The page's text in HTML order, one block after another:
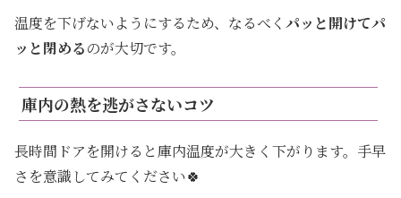
温度を下げないようにするため、なるべく パッと開けてパ
ッと閉めるのが大切です。
庫内の熱を逃がさないコツ
長時間ドアを開けると庫内温度が大きく下がります。手早
さを意識してみてください🍀